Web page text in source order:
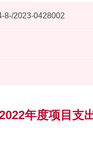
8-/2023-0428002
年度项目支